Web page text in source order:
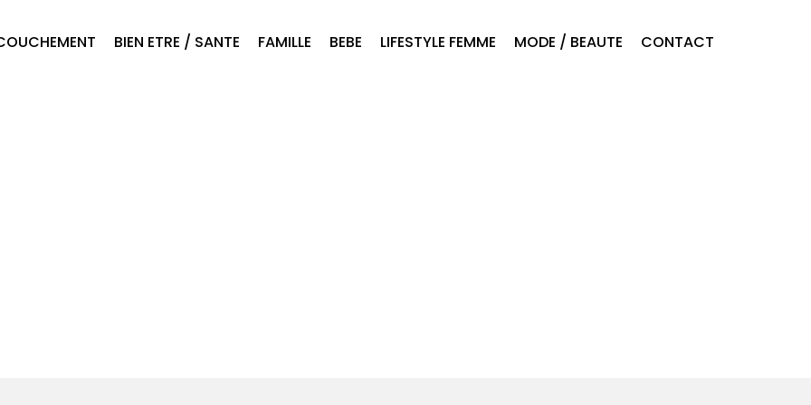
BIEN ETRE / SANTE FAMILLE BEBE LIFESTYLE FEMME MODE / BEAUTE CONTACT